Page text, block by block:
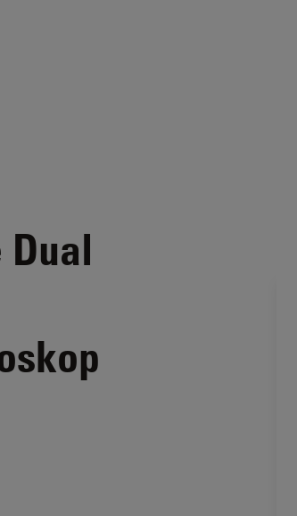
Dual